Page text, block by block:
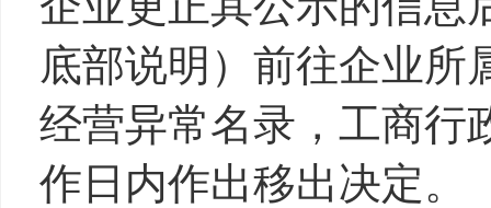
底部说明）前往企业所
经营异常名录，工商行
作日内作出移出决定。